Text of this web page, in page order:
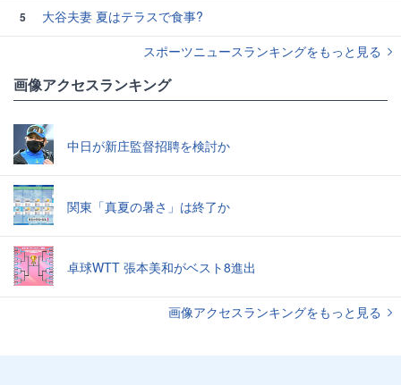
5
大谷夫妻 夏はテラスで食事?
スポーツニュースランキングをもっと見る
画像アクセスランキング
中日が新庄監督招聘を検討か
関東「真夏の暑さ」は終了か
卓球WTT 張本美和がベスト8進出
画像アクセスランキングをもっと見る